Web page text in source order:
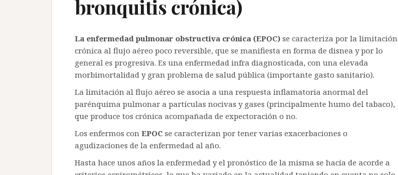
bronquitis crónica)
La enfermedad pulmonar obstructiva crónica (EPOC) se caracteriza por la limitación
crónica al flujo aéreo poco reversible, que se manifiesta en forma de disnea y por lo
general es progresiva. Es una enfermedad infra diagnosticada, con una elevada
morbimortalidad y gran problema de salud pública (importante gasto sanitario).
La limitación al flujo aéreo se asocia a una respuesta inflamatoria anormal del
parénquima pulmonar a partículas nocivas y gases (principalmente humo del tabaco),
que produce tos crónica acompañada de expectoración o no.
Los enfermos con EPOC se caracterizan por tener varias exacerbaciones o
agudizaciones de la enfermedad al año.
Hasta hace unos años la enfermedad y el pronóstico de la misma se hacía de acorde a